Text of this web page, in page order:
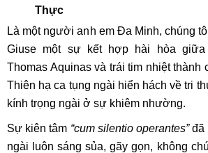
Thực
Là một người anh em Đa Minh, chúng
Giuse một sự kết hợp hài hòa
Thomas Aquinas và trái tim nhiệt thành
Thiên hạ ca tụng ngài hiển hách về tri
kính trọng ngài ở sự khiêm nhường.
Sự kiên tâm “cum silentio operantes”đã
ngài luôn sáng sủa, gãy gọn, không